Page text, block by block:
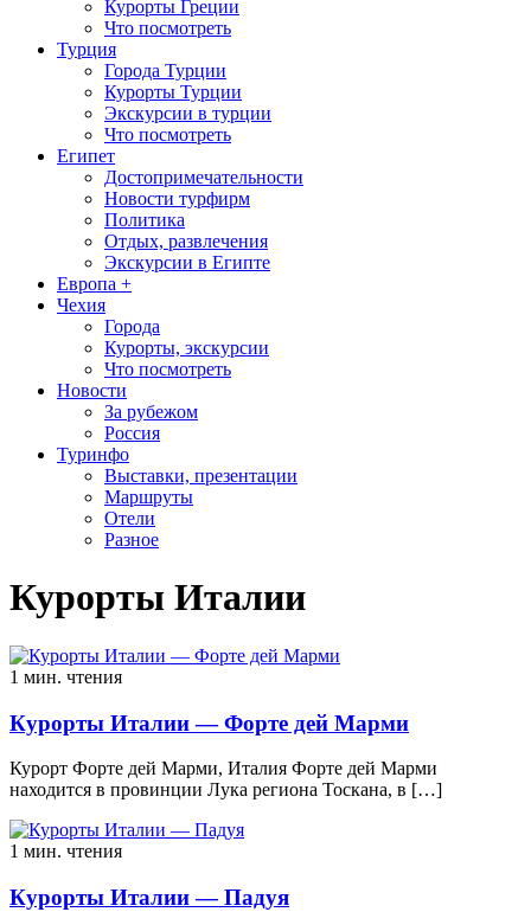
Курорты Греции
Что посмотреть
Турция
Города Турции
Курорты Турции
Экскурсии в турции
Что посмотреть
Египет
Достопримечательности
Новости турфирм
Политика
Отдых, развлечения
Экскурсии в Египте
Европа +
Чехия
Города
Курорты, экскурсии
Что посмотреть
Новости
За рубежом
Россия
Туринфо
Выставки, презентации
Маршруты
Отели
Разное
Курорты Италии
1 мин. чтения
Курорты Италии — Форте дей Марми
Курорт Форте дей Марми, Италия Форте дей Марми
находится в провинции Лука региона Тоскана, в […]
1 мин. чтения
Курорты Италии — Падуя